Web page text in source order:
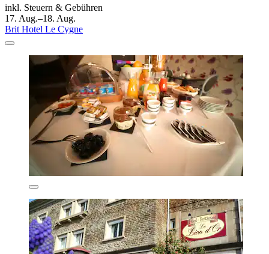
inkl. Steuern & Gebühren
17. Aug.–18. Aug.
Brit Hotel Le Cygne